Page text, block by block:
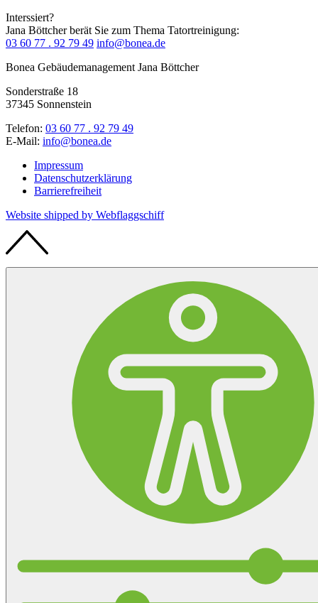
Interssiert?
Jana Böttcher berät Sie zum Thema Tatortreinigung:
03 60 77 . 92 79 49 info@bonea.de
Bonea Gebäudemanagement Jana Böttcher
Sonderstraße 18
37345 Sonnenstein
Telefon: 03 60 77 . 92 79 49
E-Mail: info@bonea.de
Impressum
Datenschutzerklärung
Barrierefreiheit
Website shipped by Webflaggschiff